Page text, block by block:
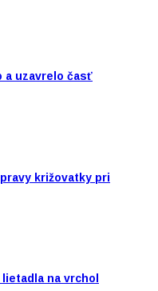
a uzavrelo časť
križovatky pri
na vrchol